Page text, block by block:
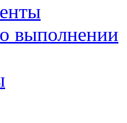
выполнении